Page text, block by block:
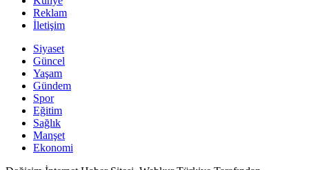
Reklam
İletişim
Siyaset
Güncel
Yaşam
Gündem
Spor
Eğitim
Sağlık
Manşet
Ekonomi